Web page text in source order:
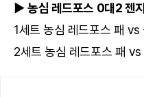
▶ 농심 레드포스 0대2 젠
1세트 농심 레드포스 패 vs
2세트 농심 레드포스 패